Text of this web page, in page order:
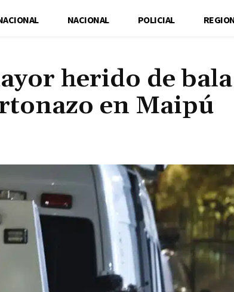
NACIONAL POLICIAL
herido de bala
en Maipú